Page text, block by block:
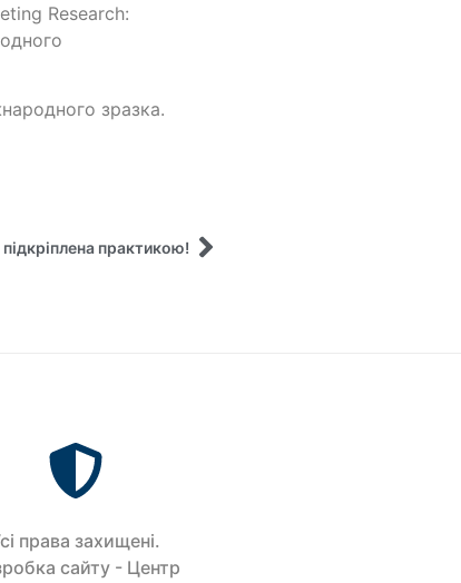
Research:
зразка.
підкріплена практикою!
права захищенi.
сайту - Центр